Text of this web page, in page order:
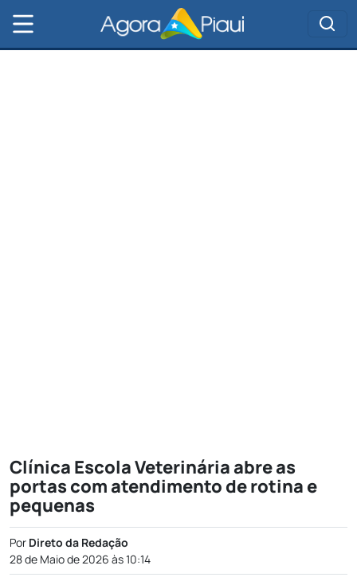
Clínica Escola Veterinária abre as
portas com atendimento de rotina e
pequenas
Por Direto da Redação
28 de Maio de 2026 às 10:14